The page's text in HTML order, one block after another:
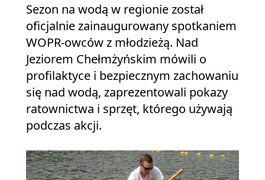
Sezon na wodą w regionie został
oficjalnie zainaugurowany spotkaniem
WOPR-owców z młodzieżą. Nad
Jeziorem Chełmżyńskim mówili o
profilaktyce i bezpiecznym zachowaniu
się nad wodą, zaprezentowali pokazy
ratownictwa i sprzęt, którego używają
podczas akcji.